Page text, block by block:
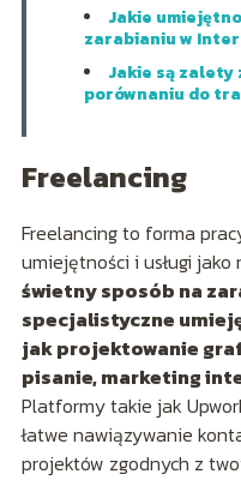
Jakie
zarabianiu w
Jakie są
porównaniu do
Freelancing
Freelancing to forma
umiejętności i usługi
świetny sposób na
specjalistyczne
jak projektowanie
pisanie, marketing
Platformy takie jak
łatwe nawiązywanie
projektów zgodnych z